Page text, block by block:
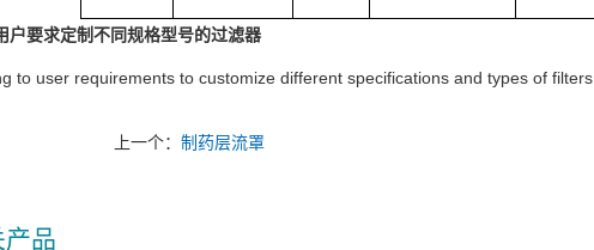
户要求定制不同规格型号的过滤器
to user requirements to customize different specifications and types of filters
上一个：制药层流罩
品